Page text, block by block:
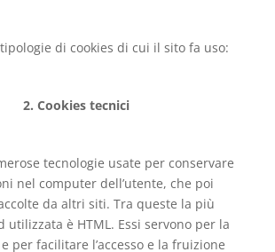
di cookies di cui il sito fa uso:
2. Cookies tecnici
tecnologie usate per conservare
nel computer dell’utente, che poi
da altri siti. Tra queste la più
utilizzata è HTML. Essi servono per la
per facilitare l’accesso e la fruizione